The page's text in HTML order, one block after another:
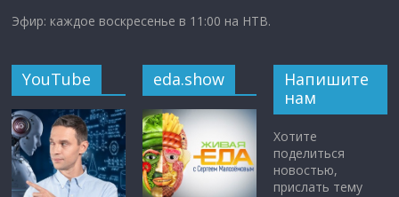
Эфир: каждое воскресенье в 11:00 на НТВ.
YouTube eda.show
Напишите
нам
Хотите
поделиться
новостью,
прислать тему